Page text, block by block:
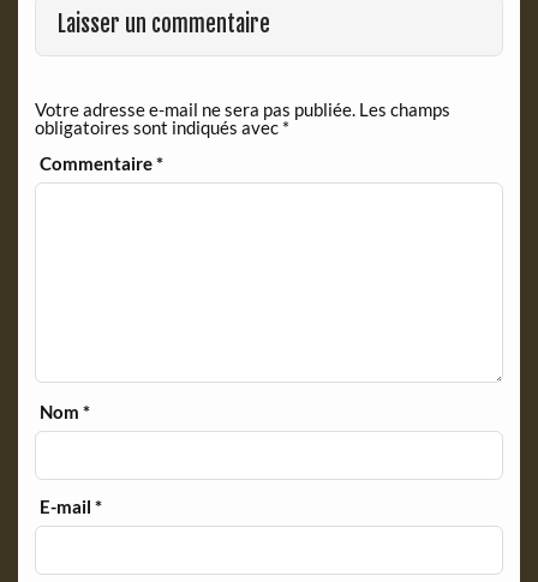
o
k
r
e
d
l
y
Laisser un commentaire
Votre adresse e-mail ne sera pas publiée. Les champs
obligatoires sont indiqués avec *
Commentaire*
Nom*
E-mail*